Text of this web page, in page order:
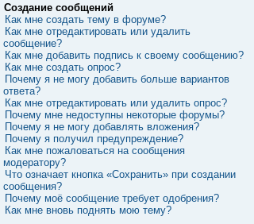
Создание сообщений
Как мне создать тему в форуме?
Как мне отредактировать или удалить
сообщение?
Как мне добавить подпись к своему сообщению?
Как мне создать опрос?
Почему я не могу добавить больше вариантов
ответа?
Как мне отредактировать или удалить опрос?
Почему мне недоступны некоторые форумы?
Почему я не могу добавлять вложения?
Почему я получил предупреждение?
Как мне пожаловаться на сообщения
модератору?
Что означает кнопка «Сохранить» при создании
сообщения?
Почему моё сообщение требует одобрения?
Как мне вновь поднять мою тему?